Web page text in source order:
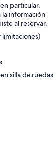
particular,
la información
al reservar.
limitaciones)
silla de ruedas